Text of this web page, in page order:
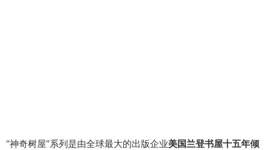
“神奇树屋”系列是由全球最大的出版企业美国兰登书屋十五年倾